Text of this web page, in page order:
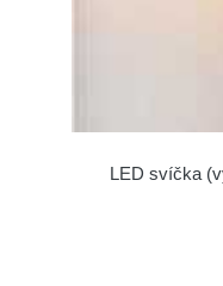
LED svíčka